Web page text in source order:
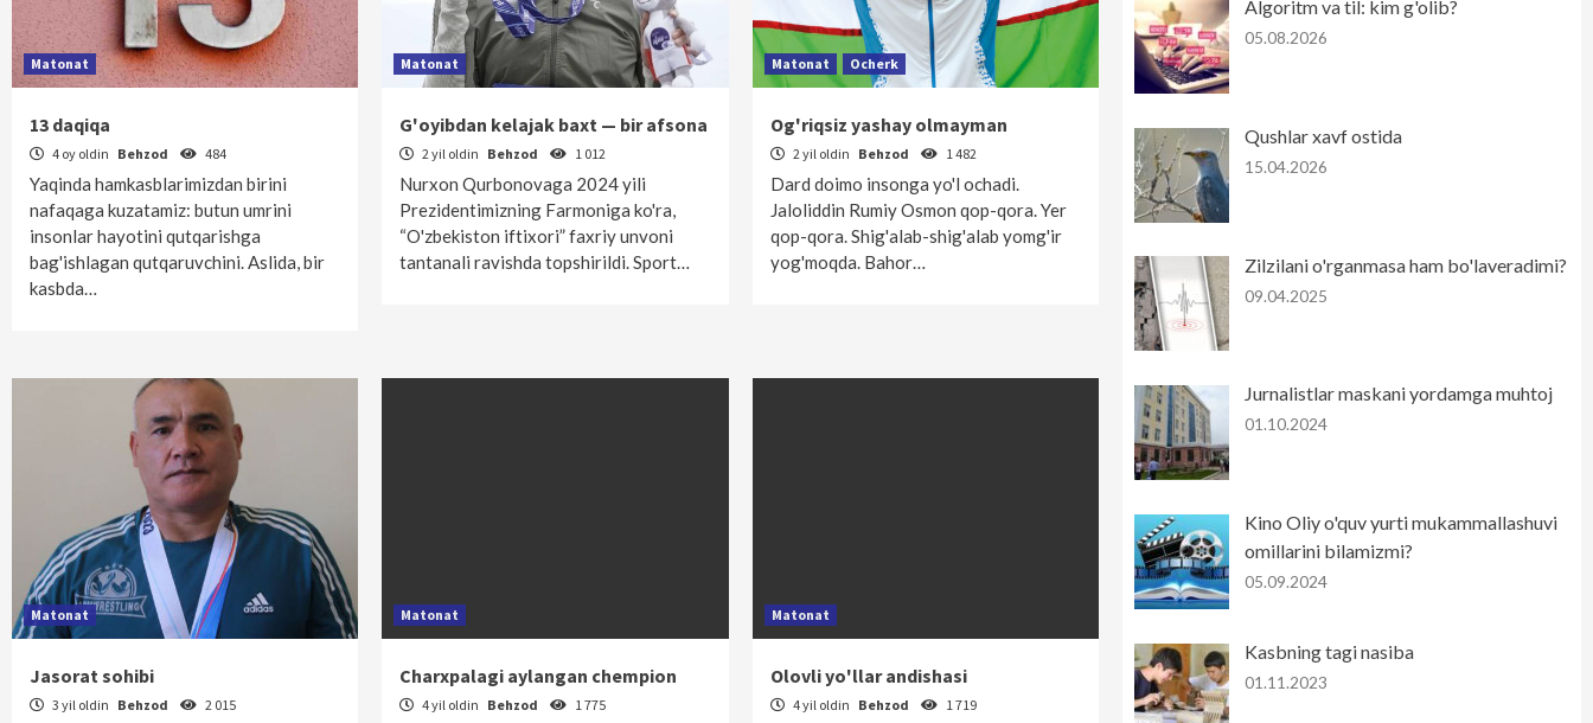
Matonat
13 daqiqa
4 oy oldin Behzod 484
Yaqinda hamkasblarimizdan birini
nafaqaga kuzatamiz: butun umrini
insonlar hayotini qutqarishga
bag'ishlagan qutqaruvchini. Aslida, bir
kasbda…
Matonat
G'oyibdan kelajak baxt — bir afsona
2 yil oldin Behzod 1 012
Nurxon Qurbonovaga 2024 yili
Prezidentimizning Farmoniga ko'ra,
“O'zbekiston iftixori” faxriy unvoni
tantanali ravishda topshirildi. Sport…
Matonat Ocherk
Og'riqsiz yashay olmayman
2 yil oldin Behzod 1 482
Dard doimo insonga yo'l ochadi.
Jaloliddin Rumiy Osmon qop-qora. Yer
qop-qora. Shig'alab-shig'alab yomg'ir
yog'moqda. Bahor…
Matonat
Jasorat sohibi
3 yil oldin Behzod 2 015
Matonat
Charxpalagi aylangan chempion
4 yil oldin Behzod 1 775
Matonat
Olovli yo'llar andishasi
4 yil oldin Behzod 1 719
Algoritm va til: kim g'olib?
05.08.2026
Qushlar xavf ostida
15.04.2026
Zilzilani o'rganmasa ham bo'laveradimi?
09.04.2025
Jurnalistlar maskani yordamga muhtoj
01.10.2024
Kino Oliy o'quv yurti mukammallashuvi
omillarini bilamizmi?
05.09.2024
Kasbning tagi nasiba
01.11.2023